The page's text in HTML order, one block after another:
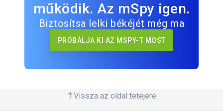
működik. Az mSpy igen.
Biztosítsa lelki békéjét még ma
PRÓBÁLJA KI AZ MSPY-T MOST
Vissza az oldal tetejére